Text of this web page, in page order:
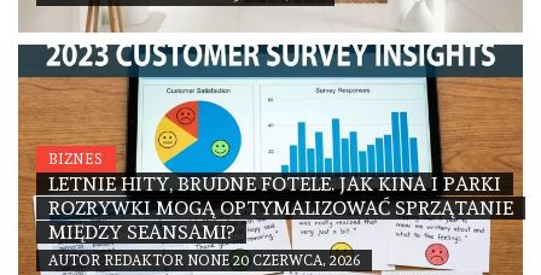
BIZNES
LETNIE HITY, BRUDNE FOTELE. JAK KINA I PARKI
ROZRYWKI MOGĄ OPTYMALIZOWAĆ SPRZĄTANIE
MIĘDZY SEANSAMI?
AUTOR REDAKTOR NONE 20 CZERWCA, 2026